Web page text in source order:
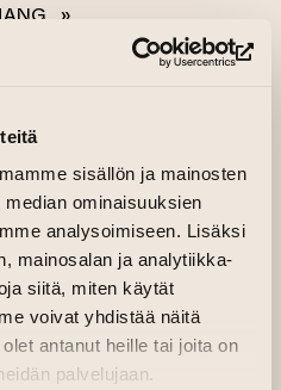
sisällön ja mainosten
ominaisuuksien
analysoimiseen. Lisäksi
mainosalan ja analytiikka-
siitä, miten käytät
voivat yhdistää näitä
antanut heille tai joita on
palvelujaan.
»
SMULI JA ACOS, 2024
08.00